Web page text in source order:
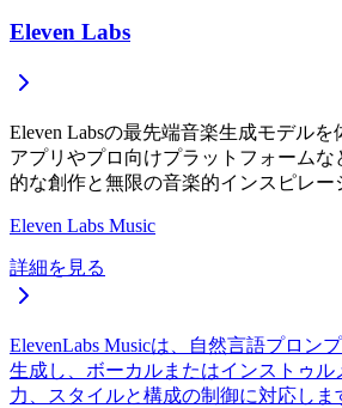
Eleven Labs
Eleven Labsの最先端音楽生成モデル
アプリやプロ向けプラットフォーム
的な創作と無限の音楽的インスピレー
Eleven Labs Music
詳細を見る
ElevenLabs Musicは、自然言語プロン
生成し、ボーカルまたはインストゥル
力、スタイルと構成の制御に対応しま